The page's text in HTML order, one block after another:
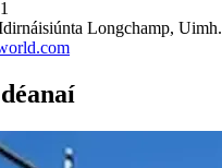
Longchamp, Uimh.